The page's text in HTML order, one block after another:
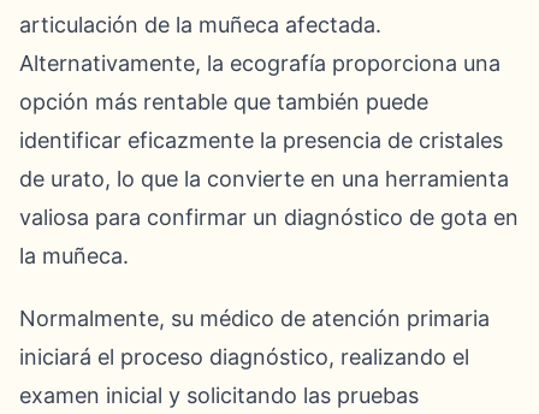
articulación de la muñeca afectada.
Alternativamente, la ecografía proporciona una
opción más rentable que también puede
identificar eficazmente la presencia de cristales
de urato, lo que la convierte en una herramienta
valiosa para confirmar un diagnóstico de gota en
la muñeca.
Normalmente, su médico de atención primaria
iniciará el proceso diagnóstico, realizando el
examen inicial y solicitando las pruebas